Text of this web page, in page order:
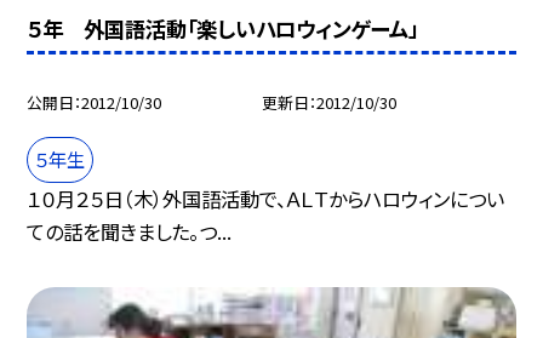
５年 外国語活動「楽しいハロウィンゲーム」
公開日 2012/10/30 更新日 2012/10/30
５年生
１０月２５日（木）外国語活動で、ＡＬＴからハロウィンについ
ての話を聞きました。つ...